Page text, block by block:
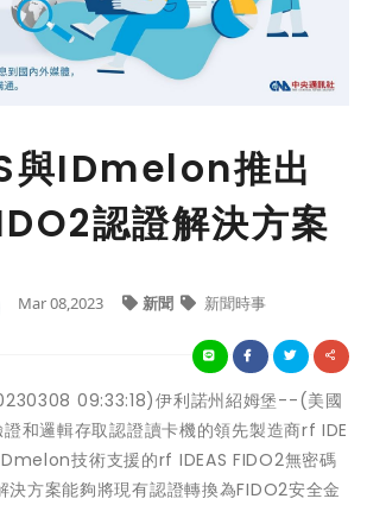
與IDmelon推出
認證解決方案
Mar 08,2023 新聞 新聞時事
09:33:18)伊利諾州紹姆堡--(美國
和邏輯存取認證讀卡機的領先製造商rf IDE
技術支援的rf IDEAS FIDO2無密碼
決方案能夠將現有認證轉換為FIDO2安全金